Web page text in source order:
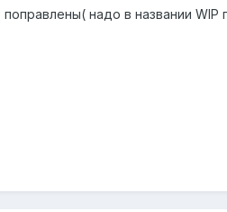
надо в названии WIP